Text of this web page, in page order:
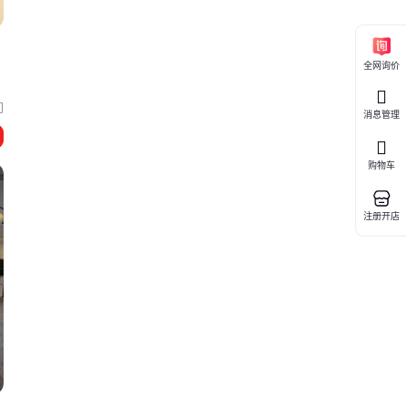
全网询价
消息管理
购物车
注册开店